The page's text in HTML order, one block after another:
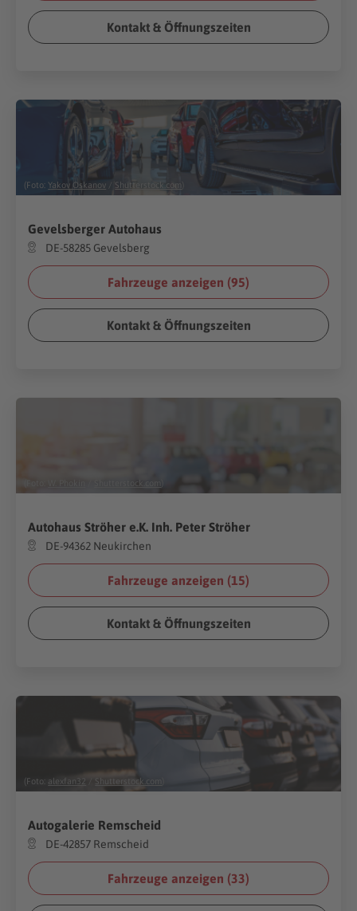
Kontakt & Öffnungszeiten
(Foto: Yakov Oskanov / Shutterstock.com
Gevelsberger Autohaus
DE-58285 Gevelsberg
Fahrzeuge anzeigen (95)
Kontakt & Öffnungszeiten
Shutterstock.com
Autohaus Ströher e.K. Inh. Peter Ströher
DE-94362 Neukirchen
Fahrzeuge anzeigen (15)
Kontakt & Öffnungszeiten
(Foto: alexfan32 Shutterstock.com
Autogalerie Remscheid
DE-42857 Remscheid
Fahrzeuge anzeigen (33)